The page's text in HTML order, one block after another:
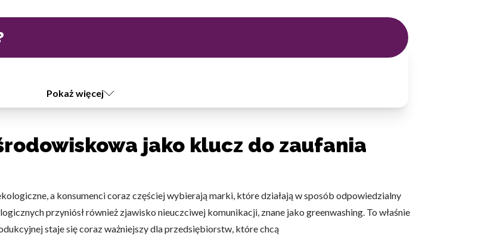
Pokaż więcej
jako klucz do zaufania
a konsumenci coraz częściej wybierają marki, które działają w sposób odpowiedzialny
przyniósł również zjawisko nieuczciwej komunikacji, znane jako greenwashing. To właśnie
staje się coraz ważniejszy dla przedsiębiorstw, które chcą